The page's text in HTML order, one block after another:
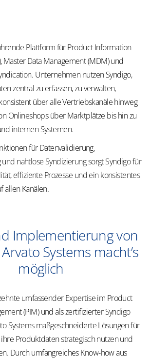
Plattform für Product Information
Master Data Management (MDM) und
Unternehmen nutzen Syndigo,
zentral zu erfassen, zu verwalten,
über alle Vertriebskanäle hinweg
Onlineshops über Marktplätze bis hin zu
internen Systemen.
für Datenvalidierung,
nahtlose Syndizierung sorgt Syndigo für
effiziente Prozesse und ein konsistentes
allen Kanälen.
Implementierung von
Systems macht’s
möglich
umfassender Expertise im Product
(PIM) und als zertifizierter Syndigo
Systems maßgeschneiderte Lösungen für
Produktdaten strategisch nutzen und
Durch umfangreiches Know-how aus